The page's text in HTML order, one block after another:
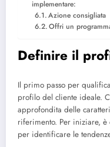
implementare:
Azione consigliata
Offri un
Definire il
Il primo passo per
profilo del cliente ideale.
approfondita delle
riferimento. Per iniziare, è
per identificare le